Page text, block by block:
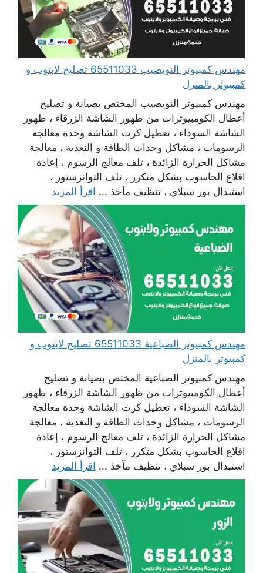
مهندس كمبيوتر النويصيب 65511033 تصليح لابتوب و
كمبيوتر بالمنزل
مهندس كمبيوتر النويصيب المختص بصيانة و تصليح
أعطال الكومبيوترات من ظهور الشاشة الزرقاء ، ظهور
الشاشة السوداء ، تعطيل كرت الشاشة وحدة معالجة
الرسومات ، مشاكل وحدات الطاقة و التغذية ، معالجة
مشاكل الحرارة الزائدة ، تلف معالج الرسوم ، إعادة
اقلاع الحاسوب بشكل متكرر ، تلف التوانزستور ،
استبدال بور سبلاي ، تنظيف مآخذ ... اقرأ المزيد
مهندس كمبيوتر الضباعية 65511033 تصليح لابتوب و
كمبيوتر بالمنزل
مهندس كمبيوتر الضباعية المختص بصيانة و تصليح
أعطال الكومبيوترات من ظهور الشاشة الزرقاء ، ظهور
الشاشة السوداء ، تعطيل كرت الشاشة وحدة معالجة
الرسومات ، مشاكل وحدات الطاقة و التغذية ، معالجة
مشاكل الحرارة الزائدة ، تلف معالج الرسوم ، إعادة
اقلاع الحاسوب بشكل متكرر ، تلف التوانزستور ،
استبدال بور سبلاي ، تنظيف مآخذ ... اقرأ المزيد